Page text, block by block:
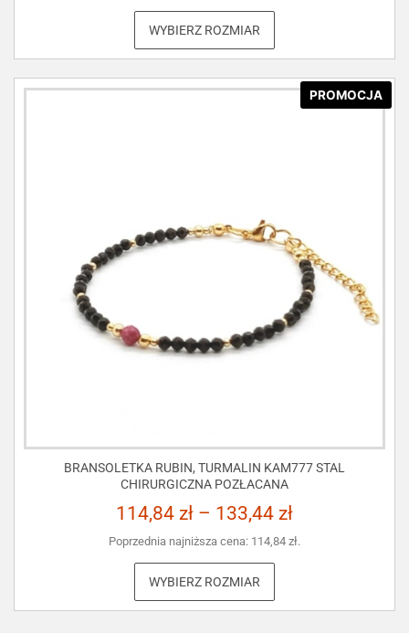
WYBIERZ ROZMIAR
PROMOCJA
BRANSOLETKA RUBIN, TURMALIN KAM777 STAL
CHIRURGICZNA POZŁACANA
114,84 zł – 133,44 zł
Poprzednia najniższa cena: 114,84 zł.
WYBIERZ ROZMIAR